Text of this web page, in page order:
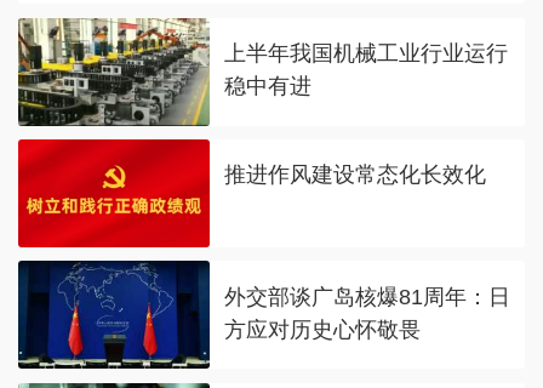
上半年我国机械工业行业运行
稳中有进
推进作风建设常态化长效化
外交部谈广岛核爆81周年：日
方应对历史心怀敬畏